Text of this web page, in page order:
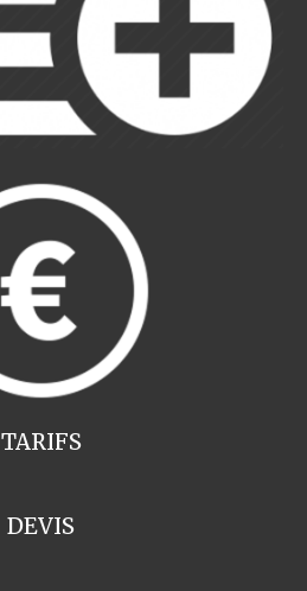
TARIFS
DEVIS